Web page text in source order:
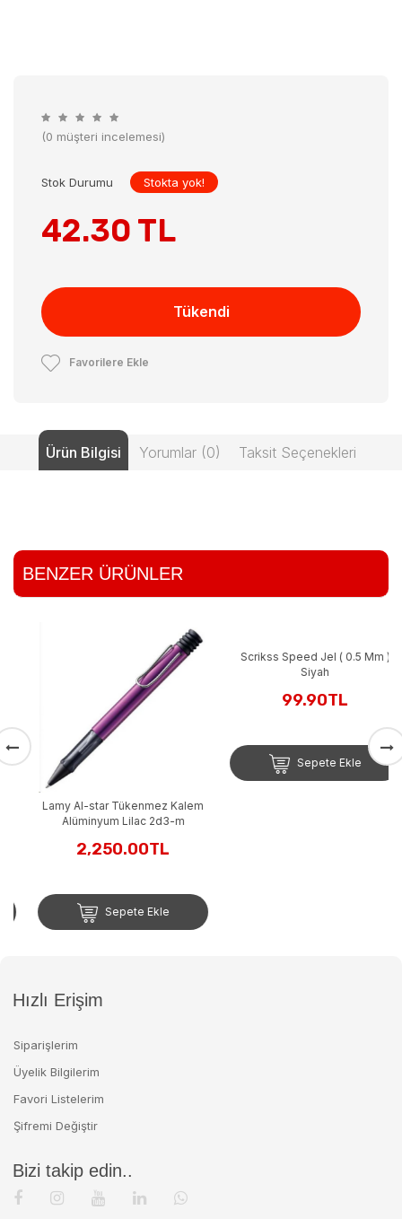
(0 müşteri incelemesi)
Stok Durumu Stokta yok!
42.30 TL
Tükendi
Favorilere Ekle
Ürün Bilgisi Yorumlar (0) Taksit Seçenekleri
BENZER ÜRÜNLER
Lamy Al-star Tükenmez Kalem
Alüminyum Lilac 2d3-m
2,250.00TL
Sepete Ekle
Hızlı Erişim
Siparişlerim
Üyelik Bilgilerim
Favori Listelerim
Şifremi Değiştir
Bizi takip edin..